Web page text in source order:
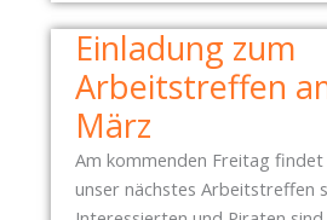
0
9
.
M
R
Z
A
T
E
W
O
Einladung zum
Arbeitstreffen
März
Am kommenden Freitag findet
unser nächstes Arbeitstreffen